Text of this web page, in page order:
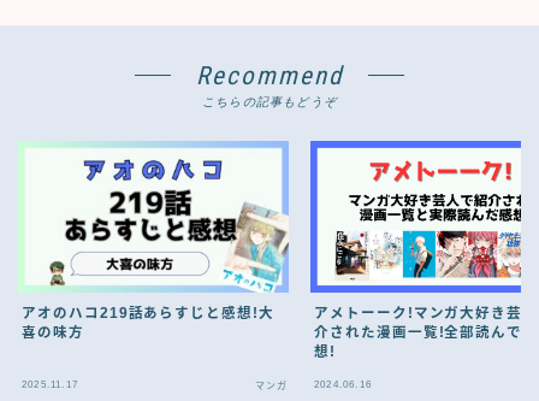
Recommend
こちらの記事もどうぞ
アオのハコ219話あらすじと感想!大
喜の味方
2025.11.17 マンガ
アメトーーク!マンガ大好き芸
介された漫画一覧!全部読んで
想!
2024.06.16